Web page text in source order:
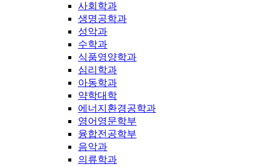
사회학과
생명공학과
성악과
수학과
식품영양학과
심리학과
아동학과
약학대학
에너지환경공학과
영어영문학부
융합전공학부
음악과
의류학과